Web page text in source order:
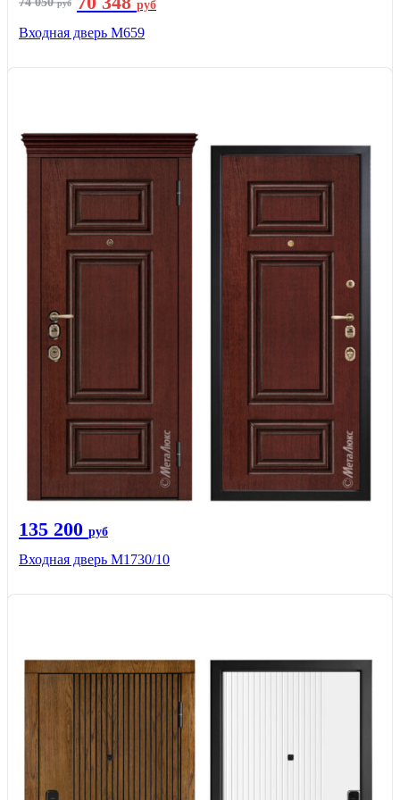
руб руб
Входная дверь М659
135 200 руб
Входная дверь М1730/10